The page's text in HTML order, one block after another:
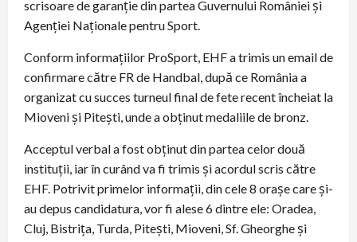
scrisoare de garanție din partea Guvernului României și
Agenției Naționale pentru Sport.
Conform informațiilor ProSport, EHF a trimis un email de
confirmare către FR de Handbal, după ce România a
organizat cu succes turneul final de fete recent încheiat la
Mioveni și Pitești, unde a obținut medaliile de bronz.
Acceptul verbal a fost obținut din partea celor două
instituții, iar în curând va fi trimis și acordul scris către
EHF. Potrivit primelor informații, din cele 8 orașe care și-
au depus candidatura, vor fi alese 6 dintre ele: Oradea,
Cluj, Bistrița, Turda, Pitești, Mioveni, Sf. Gheorghe și